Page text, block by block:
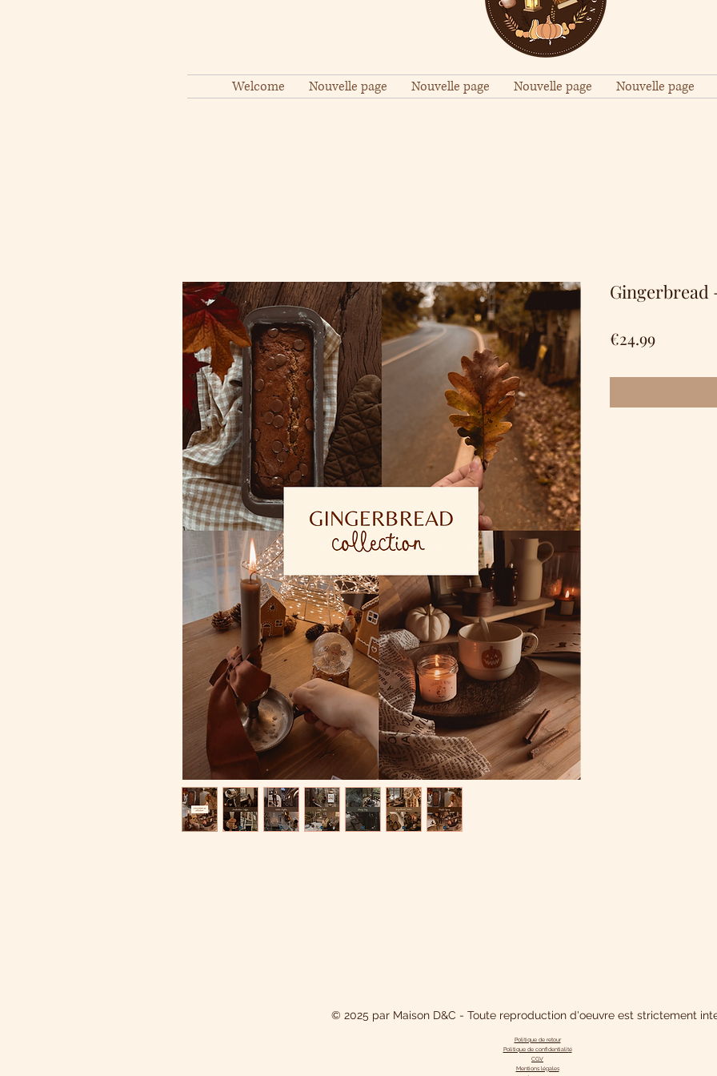
Welcome Nouvelle page Nouvelle page Nouvelle page Nouvelle page
Gingerbread
€24.99Price
© 2025 par Maison D&C - Toute reproduction d'oeuvre est strictement
Politique de retour
Politique de confidentialité
CGV
Mentions légales